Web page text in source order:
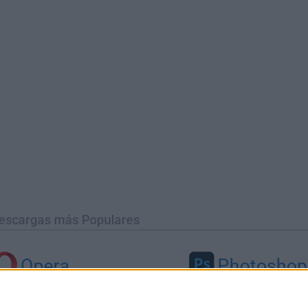
más Populares
Opera Photoshop